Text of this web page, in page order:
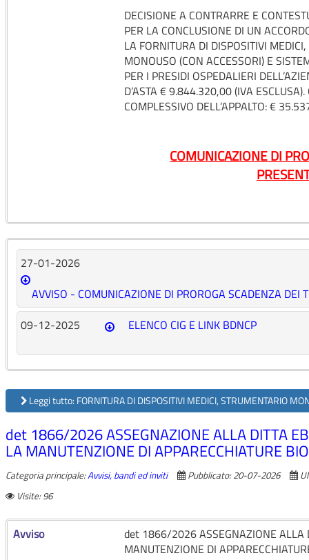
DECISIONE A CONTRARRE E
PER LA CONCLUSIONE DI UN
LA FORNITURA DI DISPOSITIVI
MONOUSO (CON ACCESSORI) E
PER I PRESIDI OSPEDALIERI
D’ASTA € 9.844.320,00 (IVA
COMPLESSIVO DELL’APPALTO: €
COMUNICAZIONE DI
27-01-2026
AVVISO - COMUNICAZIONE DI PROROGA SCADENZA DEI
09-12-2025
ELENCO CIG E LINK BDNCP
Leggi tutto: FORNITURA DI DISPOSITIVI MEDICI, STRUMENTARIO
det 1866/2026 ASSEGNAZIONE ALLA DITTA
LA MANUTENZIONE DI APPARECCHIATURE
Categoria principale:Avvisi, bandi ed inviti Pubblicato: 20-07-2026
Visite: 96
Avviso
det 1866/2026 ASSEGNAZIONE ALLA
MANUTENZIONE DI